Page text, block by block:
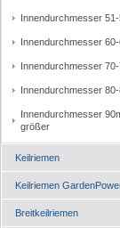
Innendurchmesser
Innendurchmesser
Innendurchmesser
Innendurchmesser
Innendurchmesser
größer
Keilriemen
Keilriemen
Breitkeilriemen